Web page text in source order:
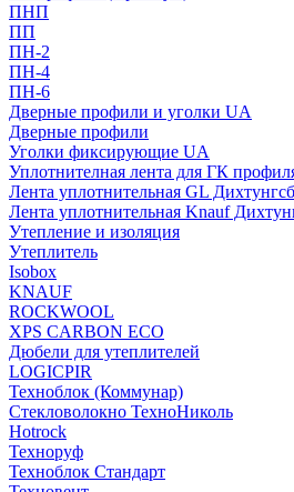
ПНП
ПП
ПН-2
ПН-4
ПН-6
Дверные профили и уголки UA
Дверные профили
Уголки фиксирующие UA
Уплотнителная лента для ГК
Лента уплотнительная GL
Лента уплотнительная Knauf
Утепление и изоляция
Утеплитель
Isobox
KNAUF
ROCKWOOL
XPS CARBON ECO
Дюбели для утеплителей
LOGICPIR
Техноблок (Коммунар)
Стекловолокно ТехноНиколь
Hotrock
Технoруф
Техноблок Стандарт